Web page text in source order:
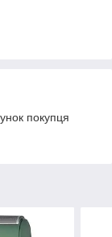
покупця